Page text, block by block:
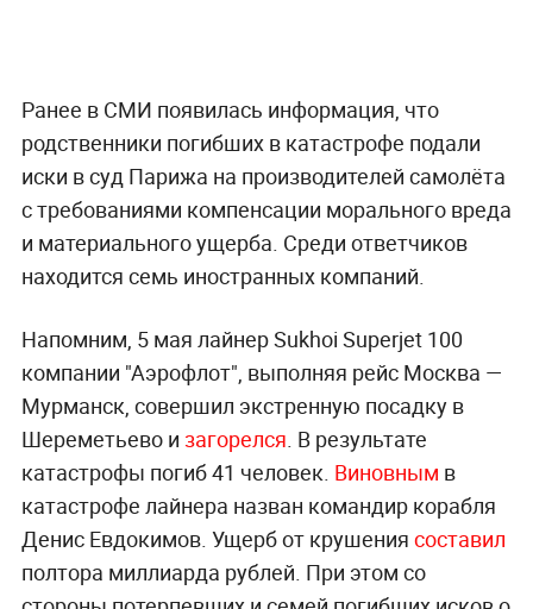
Ранее в СМИ появилась информация, что
родственники погибших в катастрофе подали
иски в суд Парижа на производителей самолёта
с требованиями компенсации морального вреда
и материального ущерба. Среди ответчиков
находится семь иностранных компаний.
Напомним, 5 мая лайнер Sukhoi Superjet 100
компании "Аэрофлот", выполняя рейс Москва —
Мурманск, совершил экстренную посадку в
Шереметьево и загорелся . В результате
катастрофы погиб 41 человек. Виновным в
катастрофе лайнера назван командир корабля
Денис Евдокимов. Ущерб от крушения составил
полтора миллиарда рублей. При этом со